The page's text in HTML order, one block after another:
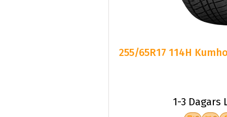
255/65R17 114H
1-3 Dagars